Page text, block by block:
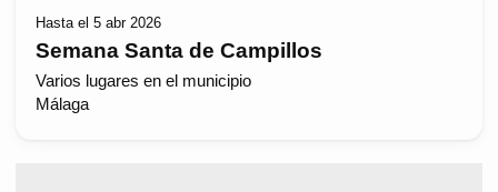
Hasta el 5 abr 2026
Semana Santa de Campillos
Varios lugares en el municipio
Málaga